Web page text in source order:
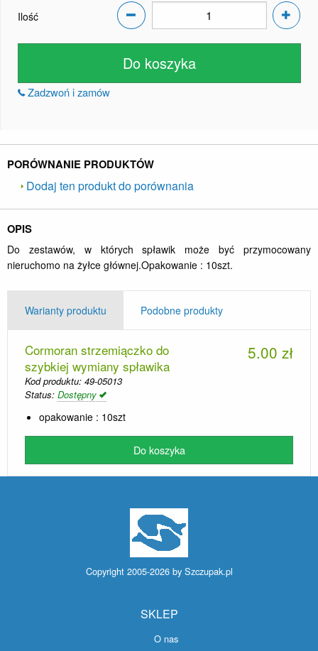
Ilość
Do koszyka
Zadzwoń i zamów
PORÓWNANIE PRODUKTÓW
Dodaj ten produkt do porównania
OPIS
Do zestawów, w których spławik może być przymocowany
nieruchomo na żyłce głównej.Opakowanie : 10szt.
Warianty produktu Podobne produkty
Cormoran strzemiączko do
szybkiej wymiany spławika
Kod produktu: 49-05013
Status: Dostępny
5.00 zł
opakowanie : 10szt
Do koszyka
Copyright 2005-2026 by Szczupak.pl
SKLEP
O nas